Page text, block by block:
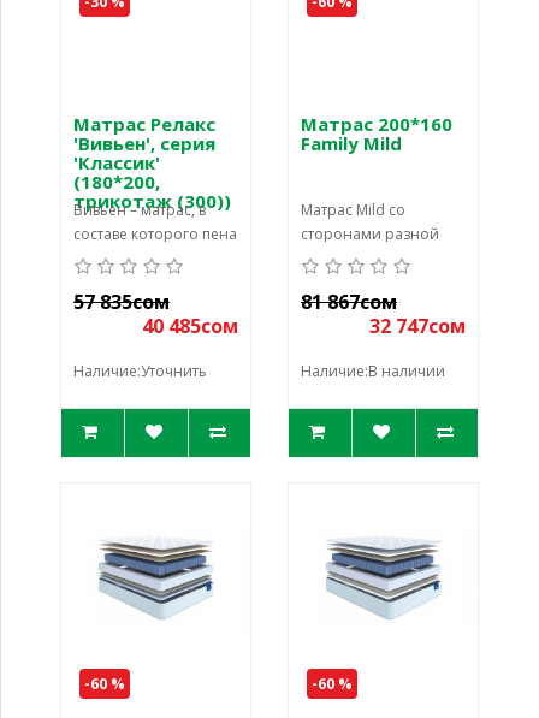
Матрас Релакс
'Вивьен', серия
'Классик'
(180*200,
трикотаж (300))
Вивьен – матрас, в
составе которого пена
с массажным
с натуральным
кокосовым во
57 835сом
40 485сом
Наличие:Уточнить
Матрас 200*160
Family Mild
Матрас Mild со
сторонами разной
жесткости: более
сторона на основе
искусственног
81 867сом
32 747сом
Наличие:В наличии
-60 % -60 %